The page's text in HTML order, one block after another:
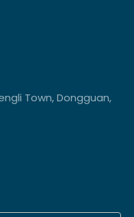
Town, Dongguan,